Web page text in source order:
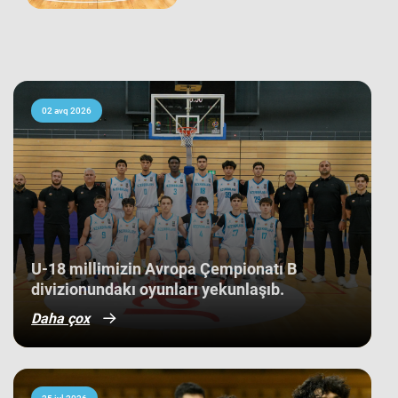
kollektivdən biri olan millimiz,
çempionatı 11-ci pillədə başa vurub.
Bu nəticə Azərbaycan basketbol
tarixində bir ilk kimi də statistikaya
düşüb. İlk baxışda yarışın tam
mərkəzində qərarlaşmaq adi bir
nəticə kimi görünsə də,
komandamızın yer aldığı qrupun
ağırlığı və rəqiblərin səviyyəsi bu
nəticənin adi bir nəticə olmadığını
göstərir. Bunu qrup mərhələsində
qarşılaşdığımız komandaların
çempionatın sonundakı yekun
mövqeləri də aydın sübut edir. Belə ki,
qrupdakı ən güclü rəqibimiz olan
İsveç millisi çempionatın bürünc
5-cisi olub. Şimali Makedoniya
yığması isə ilk onluqda qərarlaşaraq
02 avq 2026
U-18 millimizin Avropa Çempionatı B
divizionundakı oyunları yekunlaşıb.
Daha çox